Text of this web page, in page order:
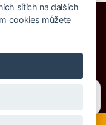
000 Kč
sítích na dalších
cookies můžete
našeho asistenta